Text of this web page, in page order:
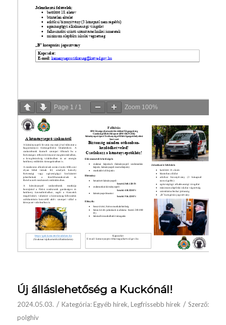
Page 1 / 1 Zoom 100%
Új álláslehetőség a Kuckónál!
2024.05.03. / Kategória:Egyéb hírek, Legfrissebb hírek / Szerző:
polghiv